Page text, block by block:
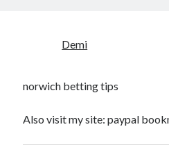
Demi
norwich betting tips
Also visit my site: paypal